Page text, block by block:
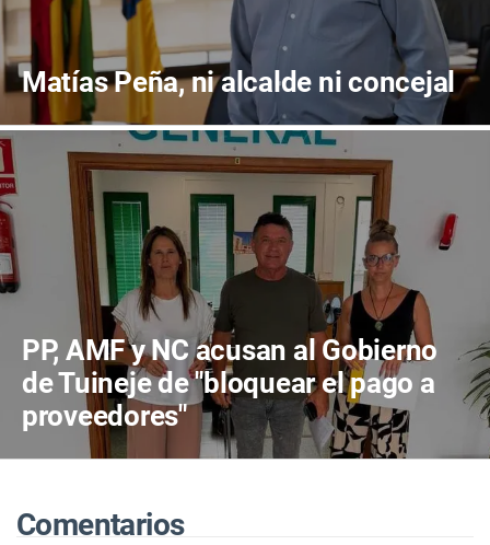
Matías Peña, ni alcalde ni concejal
PP, AMF y NC acusan al Gobierno
de Tuineje de "bloquear el pago a
proveedores"
Comentarios